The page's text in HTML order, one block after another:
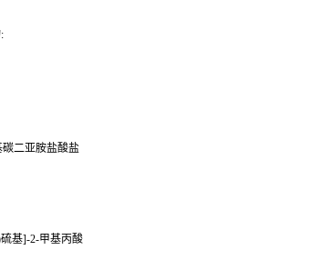
碳二亚胺盐酸盐
基]-2-甲基丙酸